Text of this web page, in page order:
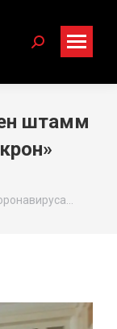
Search:
штамм